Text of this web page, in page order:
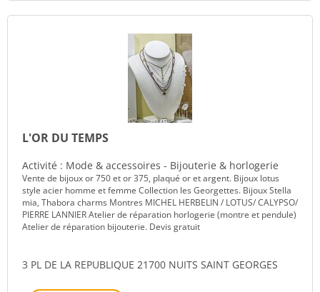
L'OR DU TEMPS
Activité : Mode & accessoires - Bijouterie & horlogerie
Vente de bijoux or 750 et or 375, plaqué or et argent. Bijoux lotus
style acier homme et femme Collection les Georgettes. Bijoux Stella
mia, Thabora charms Montres MICHEL HERBELIN / LOTUS/ CALYPSO/
PIERRE LANNIER Atelier de réparation horlogerie (montre et pendule)
Atelier de réparation bijouterie. Devis gratuit
3 PL DE LA REPUBLIQUE 21700 NUITS SAINT GEORGES